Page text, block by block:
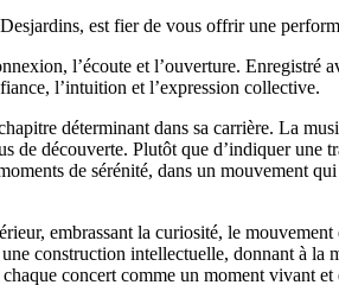
est fier de vous offrir une
l’écoute et l’ouverture. Enregistré
l’intuition et l’expression collective.
déterminant dans sa carrière. La
de découverte. Plutôt que d’indiquer une
de sérénité, dans un mouvement
embrassant la curiosité, le mouvement
construction intellectuelle, donnant à la
concert comme un moment vivant